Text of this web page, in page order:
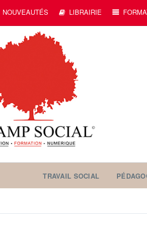
NOUVEAUTÉS LIBRAIRIE
TRAVAIL SOCIAL